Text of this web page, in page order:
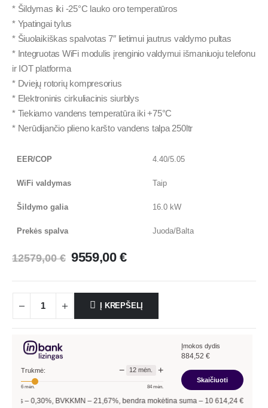
* Šildymas iki -25°C lauko oro temperatūros
* Ypatingai tylus
* Šiuolaikiškas spalvotas 7″ lietimui jautrus valdymo pultas
* Integruotas WiFi modulis įrenginio valdymui išmaniuoju telefonu
ir IOT platforma
* Dviejų rotorių kompresorius
* Elektroninis cirkuliacinis siurblys
* Tiekiamo vandens temperatūra iki +75°C
* Nerūdijančio plieno karšto vandens talpa 250ltr
EER/COP 4.40/5.05
WiFi valdymas Taip
Šildymo galia 16.0 kW
Prekės spalva Juoda/Balta
12579,00€ 9559,00 €
Į KREPŠELĮ
Trukmė: − 12 mėn. +
6 mėn. 84mėn.
Įmokos dydis
884,52 €
Skaičiuoti
%, BVKKMN –21,67%, bendra mokėtina suma –10 614,24€, mėnesio